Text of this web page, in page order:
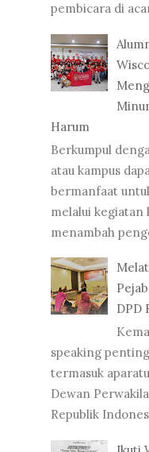
pembicara di
Harum
Berkumpul
atau kampus
bermanfaat
melalui kegiatan
menambah
DPD
speaking
termasuk
Dewan
Republik